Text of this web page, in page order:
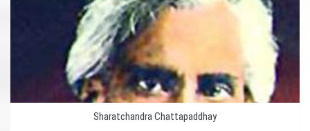
Sharatchandra Chattapaddhay